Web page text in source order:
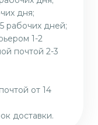
дня;
рабочих дней;
1-2
почтой 2-3
от 14
доставки.